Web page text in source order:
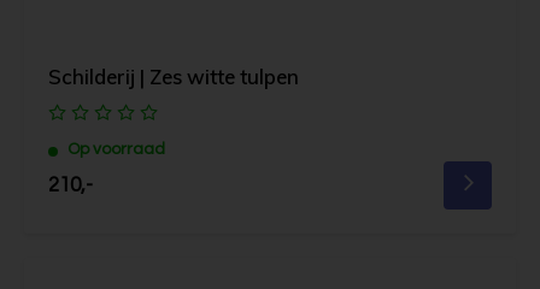
Schilderij | Zes witte tulpen
Op voorraad
210,-